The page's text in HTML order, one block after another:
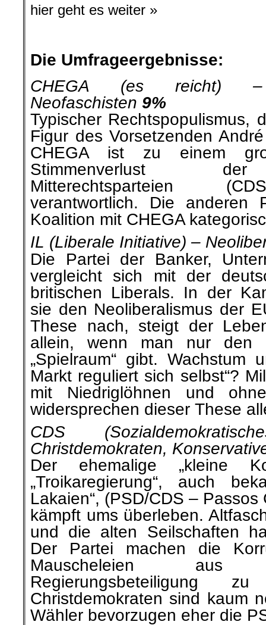
hier geht es weiter »
Die Umfrageergebnisse:
CHEGA (es reicht) –
Neofaschisten 9%
Typischer Rechtspopulismus,
Figur des Vorsetzenden
CHEGA ist zu einem
Stimmenverlust der
Mitterechtsparteien
verantwortlich. Die anderen
Koalition mit CHEGA
IL (Liberale Initiative) –
Die Partei der Banker,
vergleicht sich mit der
britischen Liberals. In der
sie den Neoliberalismus der
These nach, steigt der
allein, wenn man nur den
„Spielraum“ gibt. Wachstum
Markt reguliert sich selbst“?
mit Niedriglöhnen und
widersprechen dieser These
CDS
Christdemokraten,
Der ehemalige „kleine
„Troikaregierung“, auch
Lakaien“, (PSD/CDS –
kämpft ums überleben.
und die alten Seilschaften
Der Partei machen die
Mauscheleien
Regierungsbeteiligung
Christdemokraten sind kaum
Wähler bevorzugen eher die